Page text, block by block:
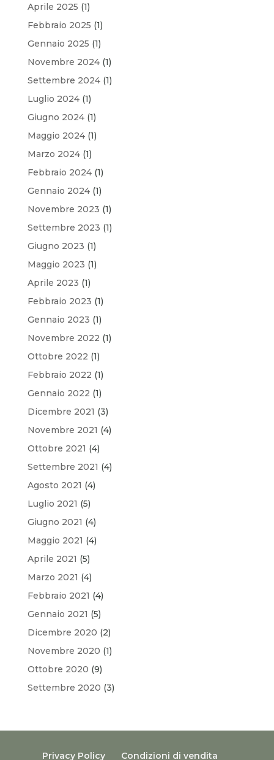
Aprile 2025 (1)
Febbraio 2025 (1)
Gennaio 2025 (1)
Novembre 2024(1)
Settembre 2024(1)
Luglio 2024(1)
Giugno 2024(1)
Maggio 2024(1)
Marzo 2024(1)
Febbraio 2024(1)
Gennaio 2024(1)
Novembre 2023 (1)
Settembre 2023 (1)
Giugno 2023 (1)
Maggio 2023 (1)
Aprile 2023 (1)
Febbraio 2023 (1)
Gennaio 2023 (1)
Novembre 2022 (1)
Ottobre 2022 (1)
Febbraio 2022 (1)
Gennaio 2022 (1)
Dicembre 2021 (3)
Novembre 2021 (4)
Ottobre 2021 (4)
Settembre 2021 (4)
Agosto 2021 (4)
Luglio 2021 (5)
Giugno 2021 (4)
Maggio 2021 (4)
Aprile 2021 (5)
Marzo 2021 (4)
Febbraio 2021 (4)
Gennaio 2021 (5)
Dicembre 2020 (2)
Novembre 2020 (1)
Ottobre 2020 (9)
Settembre 2020 (3)
Privacy Policy Condizioni di vendita